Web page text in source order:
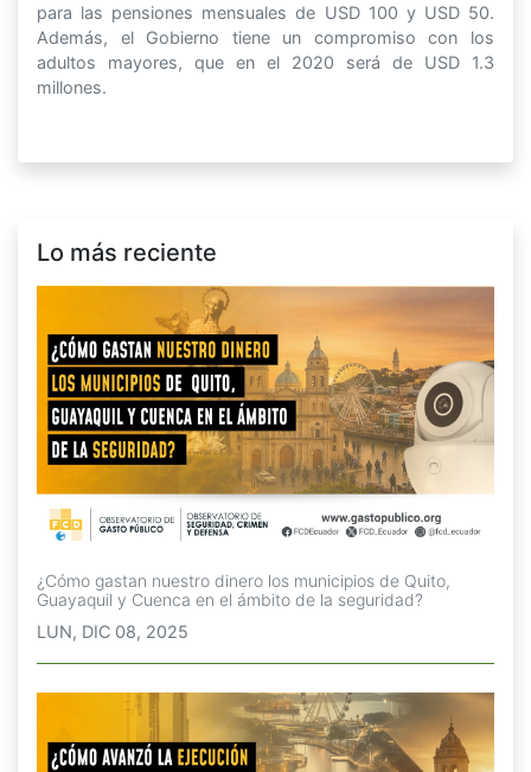
para las pensiones mensuales de USD 100 y USD 50.
Además, el Gobierno tiene un compromiso con los
adultos mayores, que en el 2020 será de USD 1.3
millones.
Lo más reciente
¿Cómo gastan nuestro dinero los municipios de Quito,
Guayaquil y Cuenca en el ámbito de la seguridad?
LUN, DIC 08, 2025